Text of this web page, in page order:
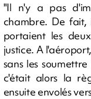
"Il n'y a pas
chambre. De fait,
portaient les
justice. A
sans les
c'était alors la
ensuite envolés